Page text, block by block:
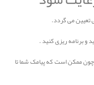
می گردد.
برنامه ریزی کنید .
چون ممکن است که پیامک شما تا